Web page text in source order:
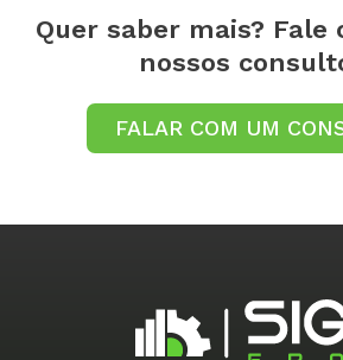
Quer saber mais? Fale
nossos
FALAR COM UM